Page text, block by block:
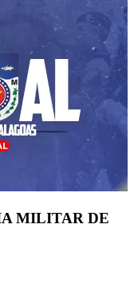
MILITAR DE